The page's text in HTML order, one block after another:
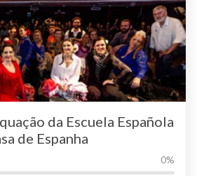
da Escuela Española
de Espanha
0%